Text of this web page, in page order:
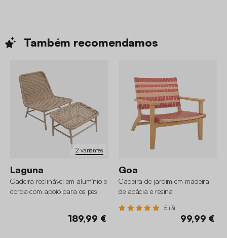
Também recomendamos
2 variantes
Laguna
Cadeira reclinável em alumínio e
corda com apoio para os pés
189,99 €
Goa
Cadeira de jardim em madeira
de acácia e resina
5 (3)
99,99 €